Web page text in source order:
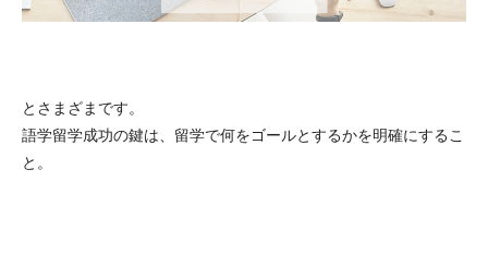
とさまざまです。
語学留学成功の鍵は、留学で何をゴールとするかを明確にするこ
と。